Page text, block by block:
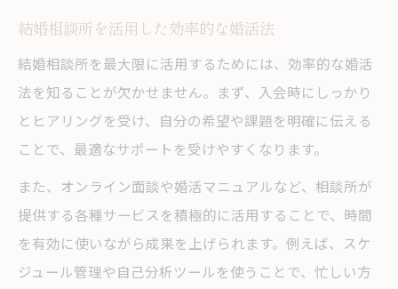
結婚相談所を活用した効率的な婚活法
結婚相談所を最大限に活用するためには、効率的な婚活
法を知ることが欠かせません。まず、入会時にしっかり
とヒアリングを受け、自分の希望や課題を明確に伝える
ことで、最適なサポートを受けやすくなります。
また、オンライン面談や婚活マニュアルなど、相談所が
提供する各種サービスを積極的に活用することで、時間
を有効に使いながら成果を上げられます。例えば、スケ
ジュール管理や自己分析ツールを使うことで、忙しい方